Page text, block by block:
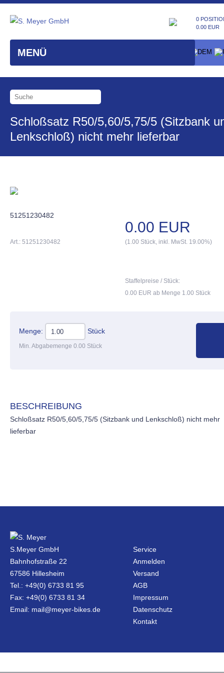
MENÜ
0
0.00 EUR
Schloßsatz R50/5,60/5,75/5 (Sitzbank
Lenkschloß) nicht mehr lieferbar
51251230482
0.00 EUR
Art.: 51251230482 (1.00 Stück, inkl. MwSt. 19.00%)
Staffelpreise / Stück:
0.00 EUR ab Menge 1.00 Stück
Menge: Stück
Min. Abgabemenge 0.00 Stück
BESCHREIBUNG
Schloßsatz R50/5,60/5,75/5 (Sitzbank und Lenkschloß) nicht mehr
lieferbar
S.Meyer GmbH
Bahnhofstraße 22
67586 Hillesheim
Tel.: +49(0) 6733 81 95
Fax: +49(0) 6733 81 34
Email: mail@meyer-bikes.de
Service
Anmelden
Versand
AGB
Impressum
Datenschutz
Kontakt